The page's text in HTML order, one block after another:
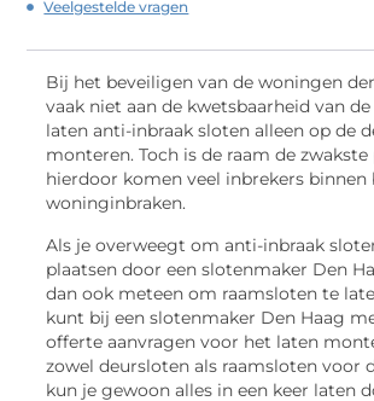
Veelgestelde vragen
Bij het beveiligen van de woningen
vaak niet aan de kwetsbaarheid van
laten anti-inbraak sloten alleen op de
monteren. Toch is de raam de zwakste
hierdoor komen veel inbrekers binnen
woninginbraken.
Als je overweegt om anti-inbraak
plaatsen door een slotenmaker Den
dan ook meteen om raamsloten te
kunt bij een slotenmaker Den Haag
offerte aanvragen voor het laten
zowel deursloten als raamsloten voor
kun je gewoon alles in een keer laten